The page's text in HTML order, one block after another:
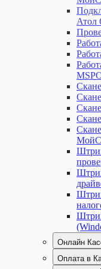
Атол
Онлайн
Оплата в